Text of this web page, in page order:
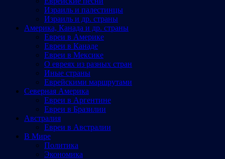
Израиль и палестинцы
Израиль и др. страны
Америка, Канада и др. страны
Евреи в Америке
Евреи в Канаде
Евреи в Мексике
О евреях из разных стран
Иные страны
Еврейскими маршрутами
Северная Америка
Евреи в Аргентине
Евреи в Бразилии
Австралия
Евреи в Австралии
В Мире
Политика
Экономика